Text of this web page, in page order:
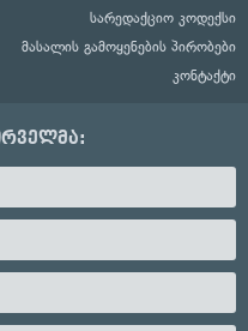
სარედაქციო კოდექსი
მასალის გამოყენების პირობები
კონტაქტი